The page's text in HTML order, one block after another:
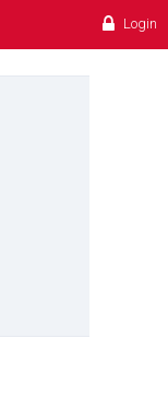
Login